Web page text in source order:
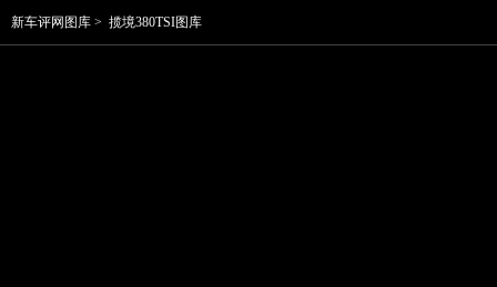
新车评网图库 > 揽境380TSI图库